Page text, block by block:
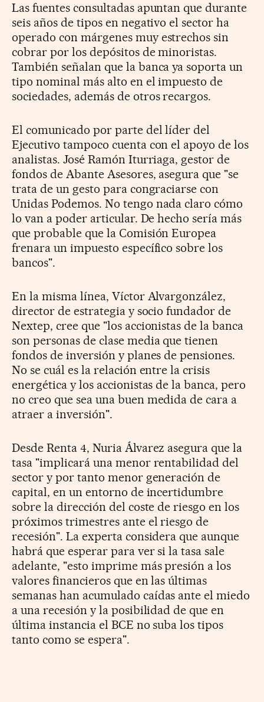
Las fuentes consultadas apuntan que durante
seis años de tipos en negativo el sector ha
operado con márgenes muy estrechos sin
cobrar por los depósitos de minoristas.
También señalan que la banca ya soporta un
tipo nominal más alto en el impuesto de
sociedades, además de otros recargos.
El comunicado por parte del líder del
Ejecutivo tampoco cuenta con el apoyo de los
analistas. José Ramón Iturriaga, gestor de
fondos de Abante Asesores, asegura que "se
trata de un gesto para congraciarse con
Unidas Podemos. No tengo nada claro cómo
lo van a poder articular. De hecho sería más
que probable que la Comisión Europea
frenara un impuesto específico sobre los
bancos".
En la misma línea, Víctor Alvargonzález,
director de estrategia y socio fundador de
Nextep, cree que "los accionistas de la banca
son personas de clase media que tienen
fondos de inversión y planes de pensiones.
No se cuál es la relación entre la crisis
energética y los accionistas de la banca, pero
no creo que sea una buen medida de cara a
atraer a inversión".
Desde Renta 4, Nuria Álvarez asegura que la
tasa "implicará una menor rentabilidad del
sector y por tanto menor generación de
capital, en un entorno de incertidumbre
sobre la dirección del coste de riesgo en los
próximos trimestres ante el riesgo de
recesión". La experta considera que aunque
habrá que esperar para ver si la tasa sale
adelante, "esto imprime más presión a los
valores financieros que en las últimas
semanas han acumulado caídas ante el miedo
a una recesión y la posibilidad de que en
última instancia el BCE no suba los tipos
tanto como se espera".